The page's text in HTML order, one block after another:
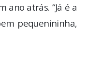
ano atrás. “Já é a
pequenininha,